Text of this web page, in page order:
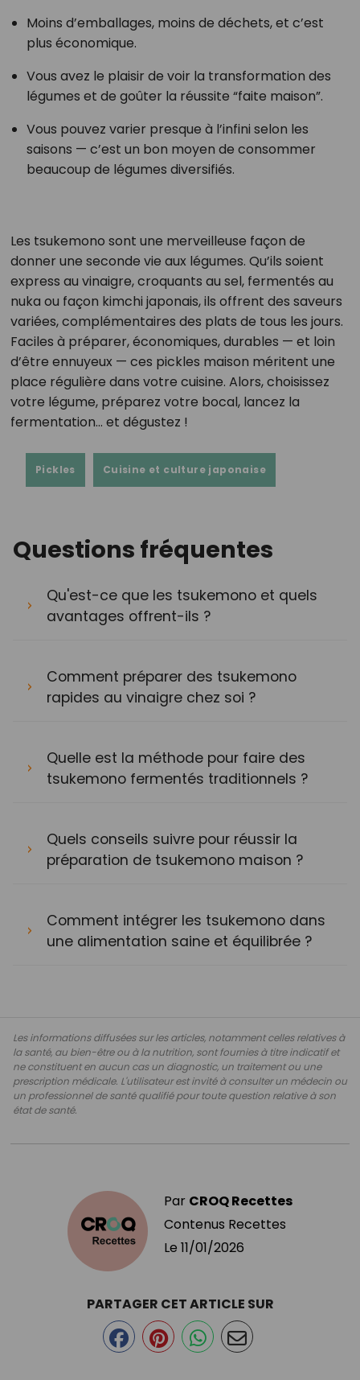
Moins d’emballages, moins de déchets, et c’est
plus économique.
Vous avez le plaisir de voir la transformation des
légumes et de goûter la réussite “faite maison”.
Vous pouvez varier presque à l’infini selon les
saisons — c’est un bon moyen de consommer
beaucoup de légumes diversifiés.
Les tsukemono sont une merveilleuse façon de
donner une seconde vie aux légumes. Qu’ils soient
express au vinaigre, croquants au sel, fermentés au
nuka ou façon kimchi japonais, ils offrent des saveurs
variées, complémentaires des plats de tous les jours.
Faciles à préparer, économiques, durables — et loin
d’être ennuyeux — ces pickles maison méritent une
place régulière dans votre cuisine. Alors, choisissez
votre légume, préparez votre bocal, lancez la
fermentation… et dégustez !
Pickles Cuisine et culture japonaise
Questions fréquentes
Qu'est-ce que les tsukemono et quels
avantages offrent-ils ?
Comment préparer des tsukemono
rapides au vinaigre chez soi ?
Quelle est la méthode pour faire des
tsukemono fermentés traditionnels ?
Quels conseils suivre pour réussir la
préparation de tsukemono maison ?
Comment intégrer les tsukemono dans
une alimentation saine et équilibrée ?
Les informations diffusées sur les articles, notamment celles relatives à
la santé, au bien-être ou à la nutrition, sont fournies à titre indicatif et
ne constituent en aucun cas un diagnostic, un traitement ou une
prescription médicale. L'utilisateur est invité à consulter un médecin ou
un professionnel de santé qualifié pour toute question relative à son
état de santé.
Par CROQ Recettes
Contenus Recettes
Le 11/01/2026
PARTAGER CET ARTICLE SUR